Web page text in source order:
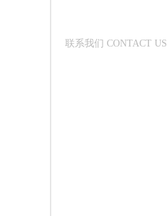
联系我们 CONTACT US